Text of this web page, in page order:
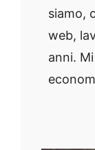
siamo,
web,
anni.